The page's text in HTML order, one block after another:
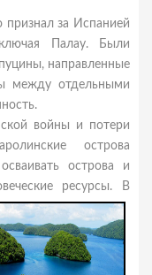
за Испанией
Палау. Были
направленные
между отдельными
войны и потери
острова
острова и
ресурсы. В